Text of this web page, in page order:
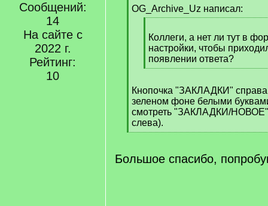
Сообщений:
14
На сайте с
2022 г.
Рейтинг:
10
q
OG_Archive_Uz написал:
q
]
Коллеги, а нет ли тут в
настройки, чтобы
появлении ответа?
[
q
]
Кнопочка "ЗАКЛАДКИ"
зеленом фоне белыми
смотреть "ЗАКЛАДКИ/НОВОЕ"
слева).
[
q
Большое спасибо,